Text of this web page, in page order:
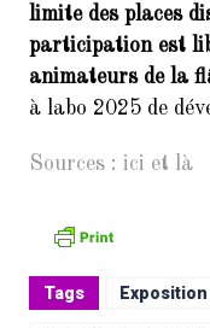
limite des places
participation est
animateurs de la
à labo 2025 de
Sources : ici et là
Tags